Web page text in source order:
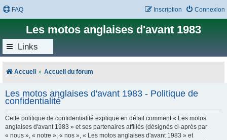
FAQ Connexion
Inscription
Les motos anglaises d'avant 1983
Links
Accueil Accueil du forum
Les motos anglaises d'avant 1983 - Politique de
confidentialité
Cette politique de confidentialité explique en détail comment « Les motos
anglaises d'avant 1983 » et ses partenaires affiliés (désignés ci-après par
« nous », « notre », « nos », « Les motos anglaises d'avant 1983 » et